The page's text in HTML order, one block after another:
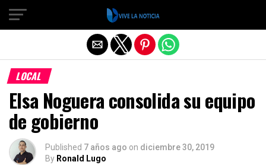
LOCAL
Elsa Noguera consolida su equipo
de gobierno
Published 7 años ago on diciembre 30, 2019
By Ronald Lugo
Salir de la versión móvil